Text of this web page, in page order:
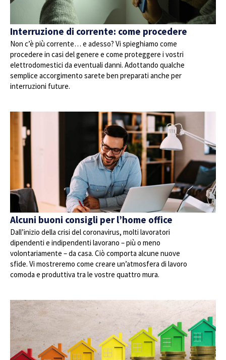
Interruzione di corrente: come procedere
Non c’è più corrente… e adesso? Vi spieghiamo come
procedere in casi del genere e come proteggere i vostri
elettrodomestici da eventuali danni. Adottando qualche
semplice accorgimento sarete ben preparati anche per
interruzioni future.
Alcuni buoni consigli per l’home office
Dall’inizio della crisi del coronavirus, molti lavoratori
dipendenti e indipendenti lavorano – più o meno
volontariamente – da casa. Ciò comporta alcune nuove
sfide. Vi mostreremo come creare un’atmosfera di lavoro
comoda e produttiva tra le vostre quattro mura.